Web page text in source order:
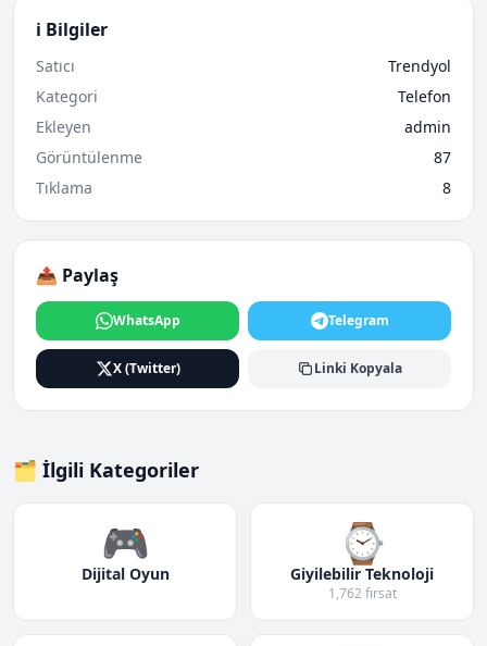
ℹ️ Bilgiler
Satıcı
Trendyol
Kategori
Telefon
Ekleyen
admin
Görüntülenme
87
Tıklama
8
📤 Paylaş
WhatsApp Telegram
X (Twitter) Linki Kopyala
🗂️ İlgili Kategoriler
🎮
Dijital Oyun
⌚
Giyilebilir Teknoloji
1,762 fırsat